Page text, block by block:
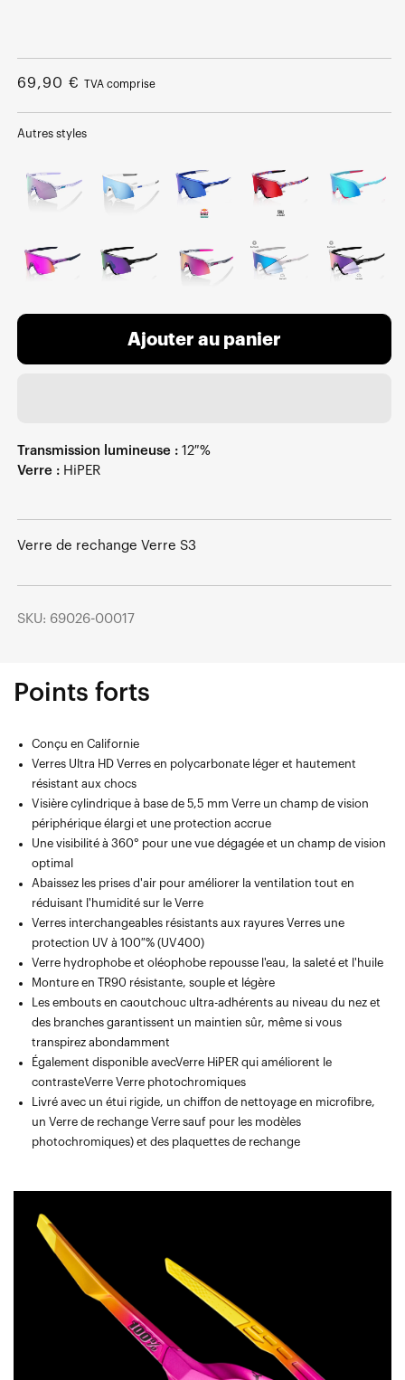
le
média
1
une
fenêtre
modale
Prix
69,90 € TVA comprise
Autres styles
Ajouter au panier
Transmission lumineuse : 12 %
Verre : HiPER
Verre de rechange Verre S3
SKU: 69026-00017
Points forts
Conçu en Californie
Verres Ultra HD Verres en polycarbonate léger et hautement
résistant aux chocs
Visière cylindrique à base de 5,5 mm Verre un champ de vision
périphérique élargi et une protection accrue
Une visibilité à 360° pour une vue dégagée et un champ de vision
optimal
Abaissez les prises d'air pour améliorer la ventilation tout en
réduisant l'humidité sur le Verre
Verres interchangeables résistants aux rayures Verres une
protection UV à 100 % (UV400)
Verre hydrophobe et oléophobe repousse l'eau, la saleté et l'huile
Monture en TR90 résistante, souple et légère
Les embouts en caoutchouc ultra-adhérents au niveau du nez et
des branches garantissent un maintien sûr, même si vous
transpirez abondamment
Également disponible avecVerre HiPER qui améliorent le
contrasteVerre Verre photochromiques
Livré avec un étui rigide, un chiffon de nettoyage en microfibre,
un Verre de rechange Verre sauf pour les modèles
photochromiques) et des plaquettes de rechange